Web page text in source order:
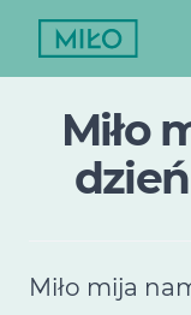
Miło
Miło mija